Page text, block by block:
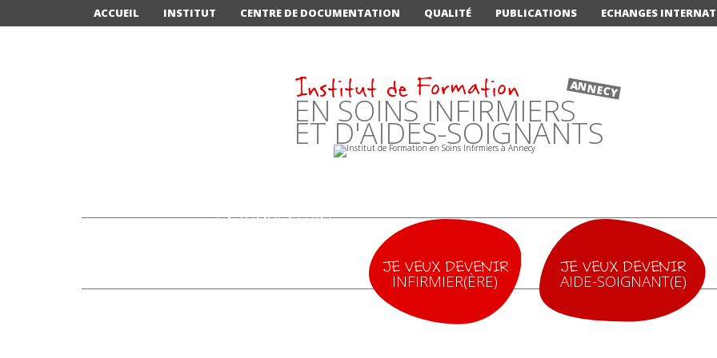
ACCUEIL INSTITUT CENTRE DE DOCUMENTATION QUALITÉ PUBLICATIONS ECHANGES
Institut de Formation
EN SOINS INFIRMIERS
ET D'AIDES-SOIGNANTS
ANNECY
LA SIMULATION:
JE VEUX DEVENIR
INFIRMIER(ÈRE)
JE VEUX DEVENIR
AIDE-SOIGNANT(E)